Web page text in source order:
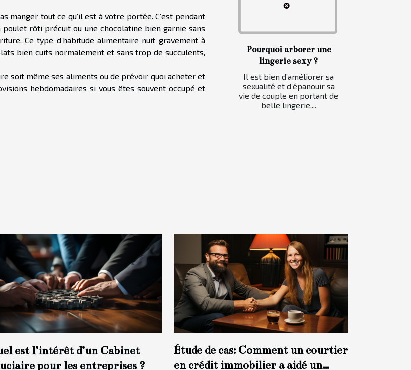
manger tout ce qu’il est à votre portée. C’est pendant
poulet rôti précuit ou une chocolatine bien garnie sans
Ce type d’habitude alimentaire nuit gravement à
bien cuits normalement et sans trop de succulents,
soit même ses aliments ou de prévoir quoi acheter et
hebdomadaires si vous êtes souvent occupé et
Pourquoi arborer une
lingerie sexy ?
Il est bien d’améliorer sa
sexualité et d’épanouir sa
vie de couple en portant de
belle lingerie....
est l’intérêt d’un Cabinet
pour les entreprises ?
Étude de cas: Comment un courtier
en crédit immobilier a aidé un